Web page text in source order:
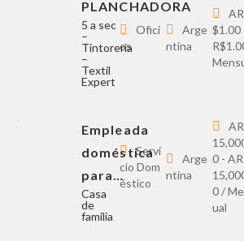
PLANCHADORA
5 a sec
–
Tintoreria
–
Textil
Expert
Ofici
os
Arge
ntina
AR
$1.00
Empleada
doméstica
para…
Casa
de
familia
Servi
cio Dom
éstico
Arge
ntina
0 -
0 /
ual